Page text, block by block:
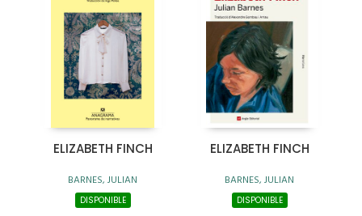
ELIZABETH FINCH
BARNES, JULIAN
DISPONIBLE
ELIZABETH FINCH
BARNES, JULIAN
DISPONIBLE